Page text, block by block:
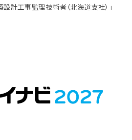
設計工事監理技術者（北海道支社）」